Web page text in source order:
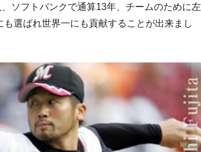
ソフトバンクで通算13年、チームのために左
選ばれ世界一にも貢献することが出来まし